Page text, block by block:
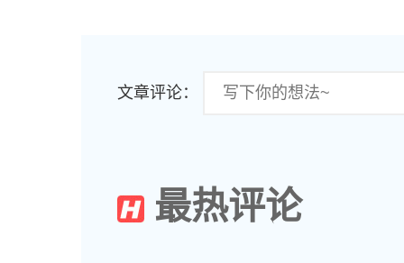
文章评论：
最热评论